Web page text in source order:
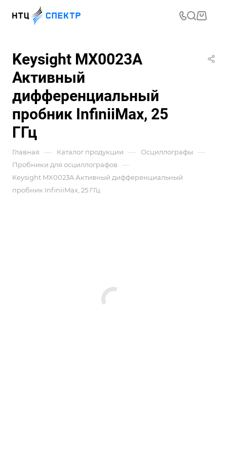
Keysight MX0023A
Активный
дифференциальный
пробник InfiniiMax, 25
ГГц
Главная — Каталог продукции — Осциллографы —
Пробники для осциллографов —
Keysight MX0023A Активный дифференциальный
пробник InfiniiMax, 25 ГГц